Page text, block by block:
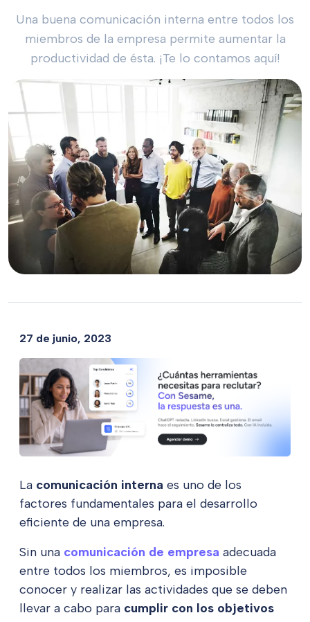
Una buena comunicación interna entre todos los
miembros de la empresa permite aumentar la
productividad de ésta. ¡Te lo contamos aquí!
27 de junio, 2023
La comunicación interna es uno de los
factores fundamentales para el desarrollo
eficiente de una empresa.
Sin una comunicación de empresa adecuada
entre todos los miembros, es imposible
conocer y realizar las actividades que se deben
llevar a cabo para cumplir con los objetivos